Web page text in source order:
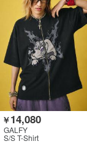
￥14,080
GALFY
S/S T-Shirt